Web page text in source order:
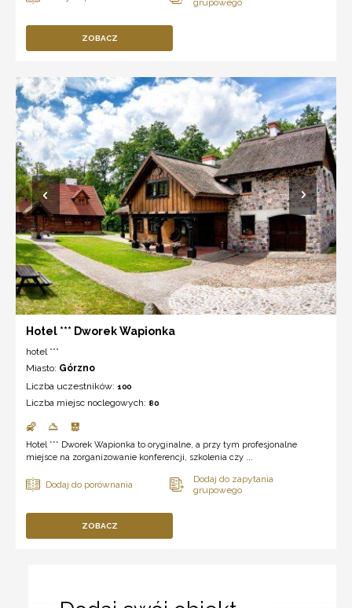
ZOBACZ
Hotel *** Dworek Wapionka
hotel ***
Miasto: Górzno
Liczba uczestników: 100
Liczba miejsc noclegowych: 80
Hotel *** Dworek Wapionka to oryginalne, a przy tym profesjonalne
miejsce na zorganizowanie konferencji, szkolenia czy ...
ZOBACZ